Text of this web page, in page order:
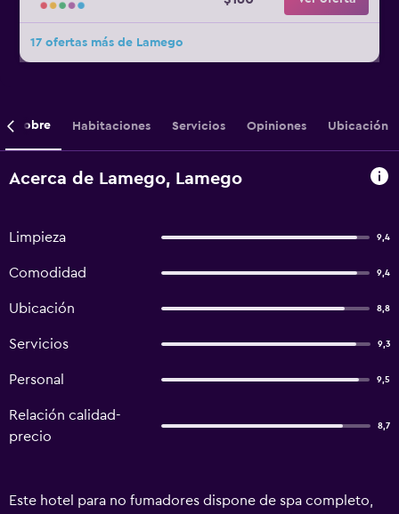
17 ofertas más de Lamego
Sobre Habitaciones Servicios Opiniones Ubicación
Acerca de Lamego, Lamego
Limpieza 9,4
Comodidad 9,4
Ubicación 8,8
Servicios 9,3
Personal 9,5
Relación calidad-
precio
8,7
Este hotel para no fumadores dispone de spa completo,